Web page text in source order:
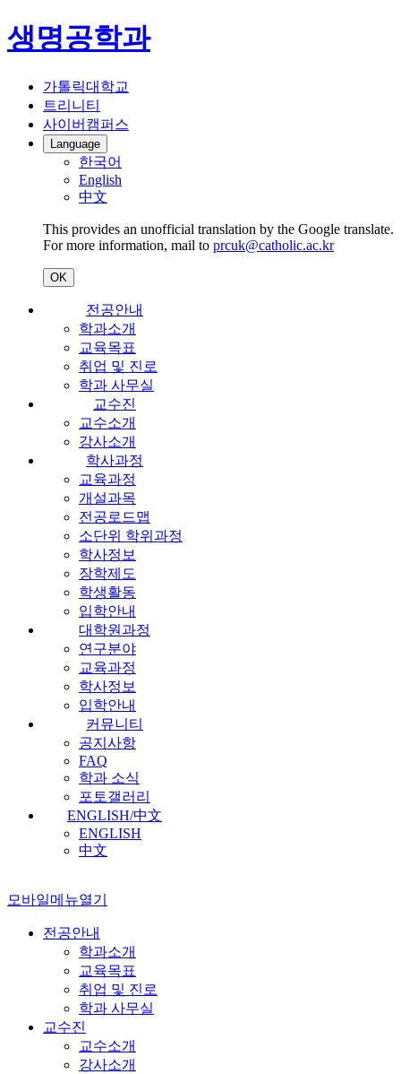
생명공학과
가톨릭대학교
트리니티
사이버캠퍼스
Language
한국어
English
中文
This provides an unofficial translation by the Google translate.
For more information, mail to prcuk@catholic.ac.kr
OK
전공안내
학과소개
교육목표
취업 및 진로
학과 사무실
교수진
교수소개
강사소개
학사과정
교육과정
개설과목
전공로드맵
소단위 학위과정
학사정보
장학제도
학생활동
입학안내
대학원과정
연구분야
교육과정
학사정보
입학안내
커뮤니티
공지사항
FAQ
학과 소식
포토갤러리
ENGLISH/中文
ENGLISH
中文
모바일메뉴열기
전공안내
학과소개
교육목표
취업 및 진로
학과 사무실
교수진
교수소개
강사소개